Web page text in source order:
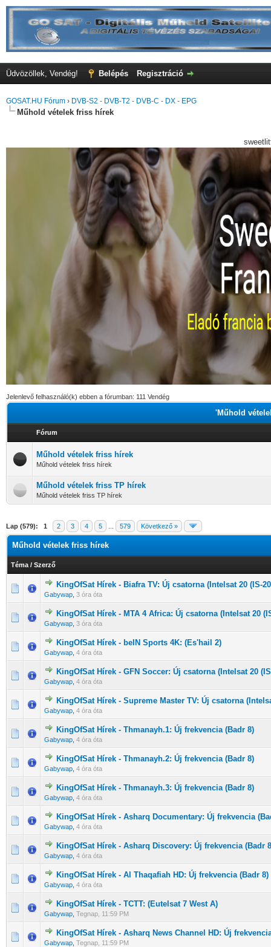
Üdvözöllek, Vendég! Belépés Regisztráció
GOSAT.HU Fórum › DVB-S2 - DVB-T2 - DVB-C - DX - EPG
Műhold vételek friss hírek
Jelenlevő felhasználó(k) ebben a fórumban: 111 Vendég
'Műhold
Fórum
Műhold vételek friss hírek
Műhold vételek friss hírek
Műhold vételek friss TP hírek
Műhold vételek friss TP hírek
Lap (579): 1 2 3 4 5 579 Következő »
Műhold vételek friss hírek
Téma / Szerző
KingOfSat Hírek - Biafra TV: Új csatorna (Intelsat 20 (IS-
Gabywap 3 óra óta
0 Szavazat - 0 / 5 átlagban
12345
KingOfSat Hírek - MTA 4 Africa: Új csatorna (Intelsat 20
Gabywap 3 óra óta
0 Szavazat - 0 / 5 átlagban
12 345
KingOfSat Hírek - beIN Sports 4K: (Es'hail 2)
Gabywap 4 óra óta
0 Szavazat - 0 / 5 átlagban
12 345
KingOfSat Hírek - GFN Soccer: Új csatorna (Intelsat 20
Gabywap 4 óra óta
0 Szavazat - 0 / 5 átlagban
12 345
KingOfSat Hírek - Supreme Master TV: Új csatorna
Gabywap 4 óra óta
0 Szavazat - 0 / 5 átlagban
12345
KingOfSat Hírek - Thmanayh.1: Új frekvencia (Badr 8)
Gabywap 4 óra óta
0 Szavazat - 0 / 5 átlagban
12345
KingOfSat Hírek - Thmanayh.2: Új frekvencia (Badr 8)
Gabywap 4 óra óta
0 Szavazat - 0 / 5 átlagban
12345
KingOfSat Hírek - Thmanayh.3: Új frekvencia (Badr 8)
Gabywap 4 óra óta
0 Szavazat - 0 / 5 átlagban
12345
KingOfSat Hírek - Asharq Documentary: Új frekvencia
Gabywap 4 óra óta
0 Szavazat - 0 / 5 átlagban
1234 5
KingOfSat Hírek - Asharq Discovery: Új frekvencia (Badr
Gabywap 4 óra óta
0 Szavazat - 0 / 5 átlagban
1234 5
KingOfSat Hírek - Al Thaqafiah HD: Új frekvencia (Badr 8)
Gabywap 4 óra óta
0 Szavazat - 0 / 5 átlagban
2345
KingOfSat Hírek - TCTT: (Eutelsat 7 West A)
Gabywap Tegnap , 11:59 PM
0 Szavazat - 0 / 5 átlagban
1 2 3 45
KingOfSat Hírek - Asharq News Channel HD: Új
Gabywap Tegnap , 11:59 PM
0 Szavazat - 0 / 5 átlagban
1234 5